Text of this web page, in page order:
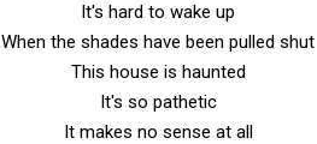
It's hard to wake up
When the shades have been pulled shut
This house is haunted
It's so pathetic
It makes no sense at all